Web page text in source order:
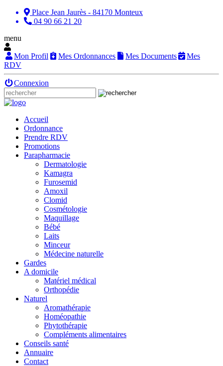
Place Jean Jaurès - 84170 Monteux
04 90 66 21 20
menu
Mon Profil Mes Ordonnances Mes Documents
Mes
RDV
Connexion
Accueil
Ordonnance
Prendre RDV
Promotions
Parapharmacie
Dermatologie
Kamagra
Furosemid
Amoxil
Clomid
Cosmétologie
Maquillage
Bébé
Laits
Minceur
Médecine naturelle
Gardes
A domicile
Matériel médical
Orthopédie
Naturel
Aromathérapie
Homéopathie
Phytothérapie
Compléments alimentaires
Conseils santé
Annuaire
Contact